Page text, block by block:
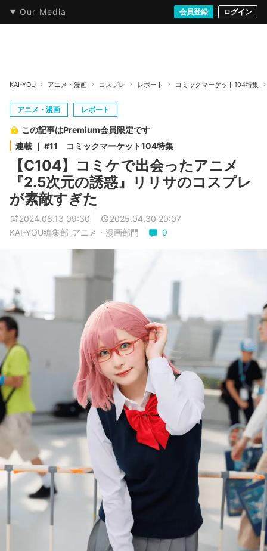
Our Media 会員登録 ログイン
本・文芸 情報化社会 音楽・映像 ゲームストリート
KAI-YOU アニメ・漫画 コスプレ レポート コミックマーケット104特集
アニメ・漫画 レポート
この記事はPremium会員限定です
連載 ｜ #11 コミックマーケット104特集
【C104】コミケで出会ったアニメ
『2.5次元の誘惑』リリサのコスプレ
が素敵すぎた
2024.08.13 09:30
2025.04.30 20:07
KAI-YOU編集部_アニメ・漫画部門
0